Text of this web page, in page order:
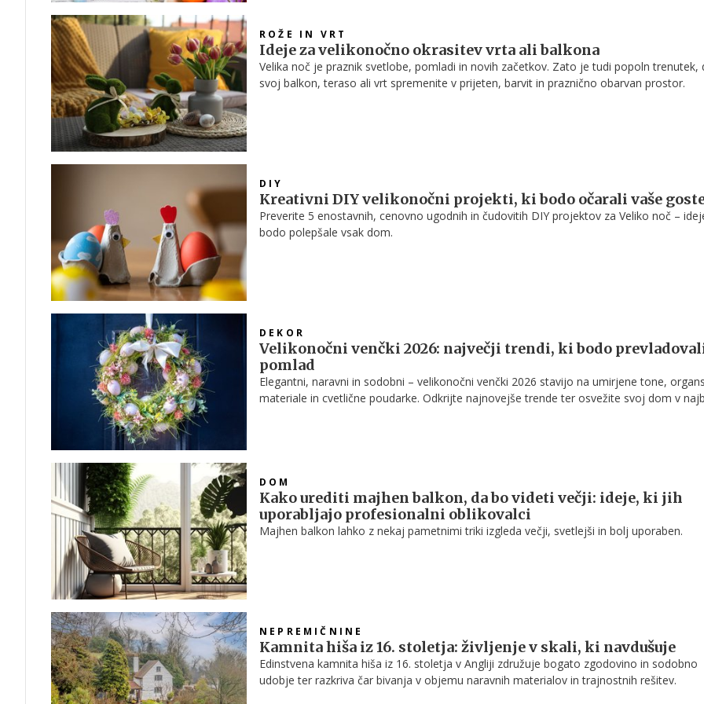
ROŽE IN VRT
Ideje za velikonočno okrasitev vrta ali balkona
Velika noč je praznik svetlobe, pomladi in novih začetkov. Zato je tudi popoln trenutek,
svoj balkon, teraso ali vrt spremenite v prijeten, barvit in praznično obarvan prostor.
DIY
Kreativni DIY velikonočni projekti, ki bodo očarali vaše
Preverite 5 enostavnih, cenovno ugodnih in čudovitih DIY projektov za Veliko noč –
bodo polepšale vsak dom.
DEKOR
Velikonočni venčki 2026: največji trendi, ki bodo
pomlad
Elegantni, naravni in sodobni – velikonočni venčki 2026 stavijo na umirjene tone,
materiale in cvetlične poudarke. Odkrijte najnovejše trende ter osvežite svoj dom v
DOM
Kako urediti majhen balkon, da bo videti večji: ideje, ki jih
uporabljajo profesionalni oblikovalci
Majhen balkon lahko z nekaj pametnimi triki izgleda večji, svetlejši in bolj uporaben.
NEPREMIČNINE
Kamnita hiša iz 16. stoletja: življenje v skali, ki navdušuje
Edinstvena kamnita hiša iz 16. stoletja v Angliji združuje bogato zgodovino in sodobno
udobje ter razkriva čar bivanja v objemu naravnih materialov in trajnostnih rešitev.